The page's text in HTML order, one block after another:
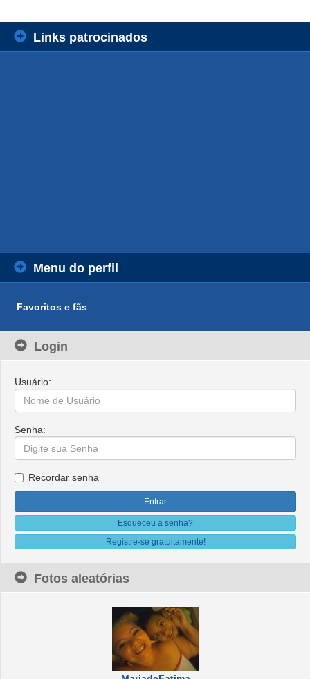
Links patrocinados
Menu do perfil
Favoritos e fãs
Login
Usuário:
Senha:
Recordar senha
Esqueceu a senha?
Registre-se gratuitamente!
Fotos aleatórias